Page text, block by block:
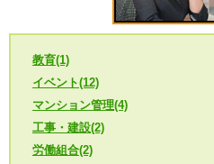
教育(1)
イベント(12)
マンション管理(4)
工事・建設(2)
労働組合(2)